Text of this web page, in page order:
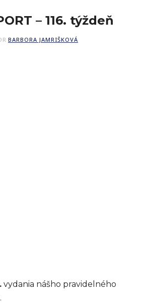
– 116. týždeň
BARBORA JAMRIŠKOVÁ
vydania nášho pravidelného